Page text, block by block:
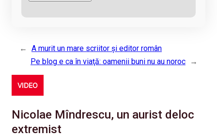
←
A murit un mare scriitor şi editor român
Pe blog e ca în viaţă: oamenii buni nu au noroc
→
VIDEO
Nicolae Mîndrescu, un aurist deloc
extremist